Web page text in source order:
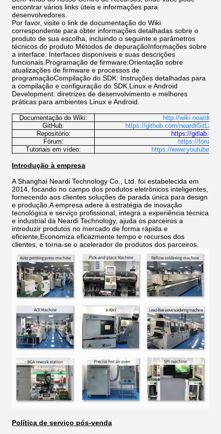
encontrar vários links úteis e informações para
desenvolvedores.
Por favor, visite o link de documentação do Wiki
correspondente para obter informações detalhadas sobre o
produto de sua escolha, incluindo o seguinte:e parâmetros
técnicos do produto Métodos de depuraçãoInformações sobre
a interface: Interfaces disponíveis e suas descrições
funcionais.Programação de firmware:Orientação sobre
atualizações de firmware e processos de
programaçãoCompilação do SDK: Instruções detalhadas para
a compilação e configuração do SDK.Linux e Android
Development: diretrizes de desenvolvimento e melhores
práticas para ambientes Linux e Android.
Documentação do Wiki:
http://
GitHub:
https://github.com/neardiGitLab:
Repositório:
https://
Fórum:
https://
Tutoriais em vídeo:
https://
Introdução à empresa
A Shanghai Neardi Technology Co., Ltd. foi estabelecida em
2014, focando no campo dos produtos eletrônicos inteligentes,
fornecendo aos clientes soluções de parada única para design
e produção.A empresa adere à estratégia de inovação
tecnológica e serviço profissional, integra a experiência técnica
e industrial da Neardi Technology, ajuda os parceiros a
introduzir produtos no mercado de forma rápida e
eficiente,Economiza eficazmente tempo e recursos dos
clientes, e torna-se o acelerador de produtos dos parceiros.
Política de serviço pós-venda